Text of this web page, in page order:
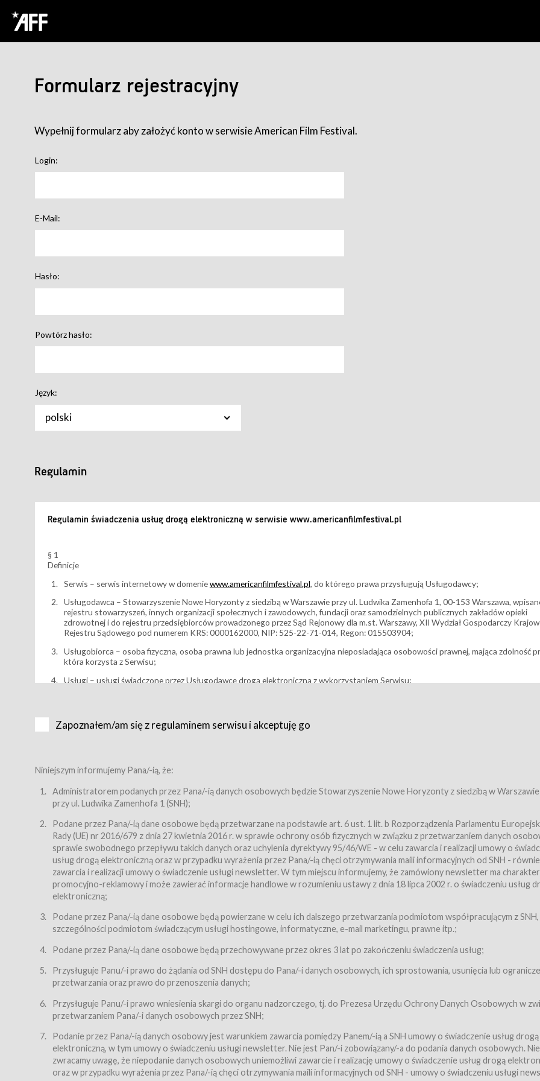
Formularz rejestracyjny
Wypełnij formularz aby założyć konto w serwisie American Film Festival.
Login:
E-Mail:
Hasło:
Powtórz hasło:
Język:
polski
Regulamin
Regulamin świadczenia usług drogą elektroniczną w serwisie www.americanfilmfestival.pl
§ 1
Definicje
Serwis – serwis internetowy w domeniewww.americanfilmfestival.pl, do którego prawa przysługują Usługodawcy;
Usługodawca – Stowarzyszenie Nowe Horyzonty z siedzibą w Warszawie przy ul. Ludwika Zamenhofa 1, 00-153 Warszawa,
rejestru stowarzyszeń, innych organizacji społecznych i zawodowych, fundacji oraz samodzielnych publicznych zakładów opieki
zdrowotnej i do rejestru przedsiębiorców prowadzonego przez Sąd Rejonowy dla m.st. Warszawy, XII Wydział Gospodarczy
Rejestru Sądowego pod numerem KRS: 0000162000, NIP: 525-22-71-014, Regon: 015503904;
Usługobiorca – osoba fizyczna, osoba prawna lub jednostka organizacyjna nieposiadająca osobowości prawnej, mająca zdolność
która korzysta z Serwisu;
Usługi – usługi świadczone przez Usługodawcę drogą elektroniczną z wykorzystaniem Serwisu;
Karnety – wybrane dokumenty potwierdzające zawarcie umowy z Usługodawcą i uprawniające do wzięcia udziału w Wydarzeniu,
Bilety – wybrane dokumenty potwierdzające zawarcie umowy z Usługodawcą i uprawniające do wzięcia udziału w Wydarzeniu,
przewidziane przez Usługodawcę dla danego Wydarzenia, tj. uprawniające do uczestnictwa w wielu albo w pojedynczych seansach
filmowych, wydarzeniach specjalnych i koncertach;
Sklep – sklep internetowy prowadzony przez Usługodawcę w Serwisie;
Regulamin – niniejszy regulamin.
§ 2
Postanowienia ogólne
Regulamin określa zasady:
świadczenia Usługobiorcom Usług przez Usługodawcę, z zastrzeżeniem usług, o których mowa w ust. 2 pkt. 4 i 5 poniżej,
zasady świadczenia precyzują odrębne regulaminy,
przetwarzania przez Usługodawcę danych osobowych Usługobiorców będących osobami fizycznymi.
Usługodawca świadczy w szczególności następujące Usługi:Usługodawca świadczy Usługi drogą elektroniczną w rozumieniu
dnia 18 lipca 2002 r. o świadczeniu usług drogą elektroniczną (Dz.U. z 2002 r., Nr 144, poz. 1204, z późń. zm.). Usługi świadczone są
nieodpłatnie.
usługę przeglądania i odczytywania przez Usługobiorców materiałów zamieszczanych w Serwisie,
usługę newsletter,
usługę zawierania na odległość umów nabycia Karnetów i Biletów,
usługę zawierania na odległość umów sprzedaży w Sklepie.
Usługodawca świadczy Usługi drogą elektroniczną w rozumieniu ustawy z dnia 18 lipca 2002 r. o świadczeniu usług drogą
(Dz.U. z 2002 r., Nr 144, poz. 1204, z późń. zm.). Usługi świadczone są nieodpłatnie.
Zapoznałem/am się z regulaminem serwisu i akceptuję go
Niniejszym informujemy Pana/-ią, że:
Administratorem podanych przez Pana/-ią danych osobowych będzie Stowarzyszenie Nowe Horyzonty z siedzibą w
przy ul. Ludwika Zamenhofa 1 (SNH);
Podane przez Pana/-ią dane osobowe będą przetwarzane na podstawie art. 6 ust. 1 lit. b Rozporządzenia Parlamentu
Rady (UE) nr 2016/679 z dnia 27 kwietnia 2016 r. w sprawie ochrony osób fizycznych w związku z przetwarzaniem danych
sprawie swobodnego przepływu takich danych oraz uchylenia dyrektywy 95/46/WE - w celu zawarcia i realizacji umowy o
usług drogą elektroniczną oraz w przypadku wyrażenia przez Pana/-ią chęci otrzymywania maili informacyjnych od SNH -
zawarcia i realizacji umowy o świadczenie usługi newsletter. W tym miejscu informujemy, że zamówiony newsletter ma charakter
promocyjno-reklamowy i może zawierać informacje handlowe w rozumieniu ustawy z dnia 18 lipca 2002 r. o świadczeniu usług
elektroniczną;
Podane przez Pana/-ią dane osobowe będą powierzane w celu ich dalszego przetwarzania podmiotom współpracującym z
szczególności podmiotom świadczącym usługi hostingowe, informatyczne, e-mail marketingu, prawne itp.;
Podane przez Pana/-ią dane osobowe będą przechowywane przez okres 3 lat po zakończeniu świadczenia usług;
Przysługuje Panu/-i prawo do żądania od SNH dostępu do Pana/-i danych osobowych, ich sprostowania, usunięcia lub
przetwarzania oraz prawo do przenoszenia danych;
Przysługuje Panu/-i prawo wniesienia skargi do organu nadzorczego, tj. do Prezesa Urzędu Ochrony Danych Osobowych w
przetwarzaniem Pana/-i danych osobowych przez SNH;
Podanie przez Pana/-ią danych osobowy jest warunkiem zawarcia pomiędzy Panem/-ią a SNH umowy o świadczenie usług drogą
elektroniczną, w tym umowy o świadczeniu usługi newsletter. Nie jest Pan/-i zobowiązany/-a do podania danych osobowych.
zwracamy uwagę, że niepodanie danych osobowych uniemożliwi zawarcie i realizację umowy o świadczenie usług drogą
oraz w przypadku wyrażenia przez Pana/-ią chęci otrzymywania maili informacyjnych od SNH - umowy o świadczeniu usługi